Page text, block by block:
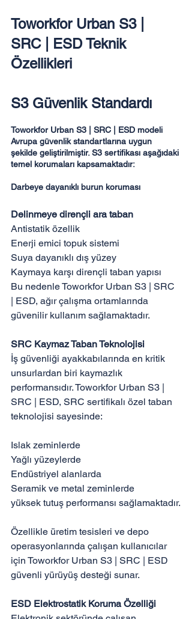
Toworkfor Urban S3 |
SRC | ESD Teknik
Özellikleri
S3 Güvenlik Standardı
Toworkfor Urban S3 | SRC | ESD modeli
Avrupa güvenlik standartlarına uygun
şekilde geliştirilmiştir. S3 sertifikası aşağıdaki
temel korumaları kapsamaktadır:
Darbeye dayanıklı burun koruması
Delinmeye dirençli ara taban
Antistatik özellik
Enerji emici topuk sistemi
Suya dayanıklı dış yüzey
Kaymaya karşı dirençli taban yapısı
Bu nedenle Toworkfor Urban S3 | SRC
| ESD, ağır çalışma ortamlarında
güvenilir kullanım sağlamaktadır.
SRC Kaymaz Taban Teknolojisi
İş güvenliği ayakkabılarında en kritik
unsurlardan biri kaymazlık
performansıdır. Toworkfor Urban S3 |
SRC | ESD, SRC sertifikalı özel taban
teknolojisi sayesinde:
Islak zeminlerde
Yağlı yüzeylerde
Endüstriyel alanlarda
Seramik ve metal zeminlerde
yüksek tutuş performansı sağlamaktadır.
Özellikle üretim tesisleri ve depo
operasyonlarında çalışan kullanıcılar
için Toworkfor Urban S3 | SRC | ESD
güvenli yürüyüş desteği sunar.
ESD Elektrostatik Koruma Özelliği